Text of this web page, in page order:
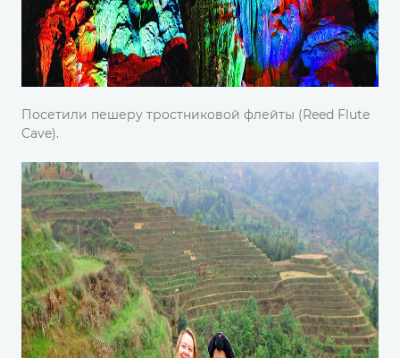
Посетили пешеру тростниковой флейты (Reed Flute
Cave).